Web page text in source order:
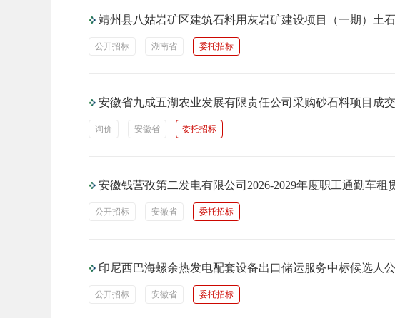
靖州县八姑岩矿区建筑石料用灰岩矿建设项目（一期）土
公开招标 湖南省 委托招标
安徽省九成五湖农业发展有限责任公司采购砂石料项目成
询价 安徽省 委托招标
安徽钱营孜第二发电有限公司2026-2029年度职工通勤车
公开招标 安徽省 委托招标
印尼西巴海螺余热发电配套设备出口储运服务中标候选人
公开招标 安徽省 委托招标